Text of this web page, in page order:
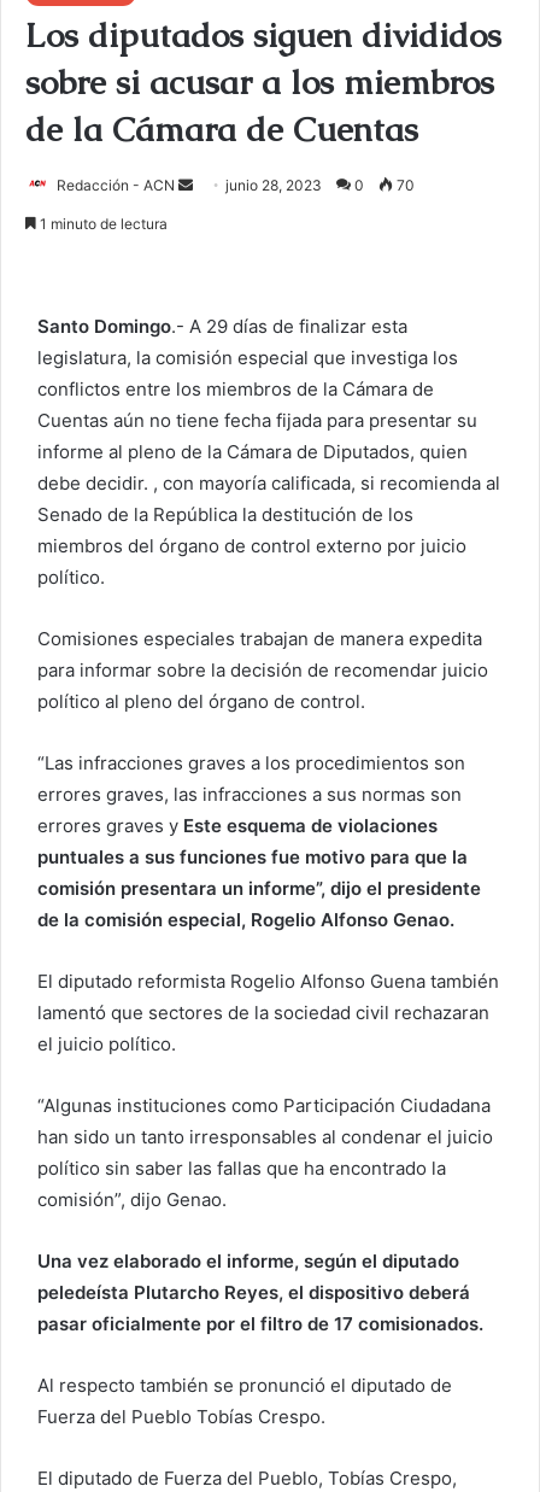
Los diputados siguen divididos
sobre si acusar a los miembros
de la Cámara de Cuentas
Redacción - ACN
r
u
n
c
o
r
e
c
t
ó
n
i
c
o
junio 28, 2023 0 70
1 minuto de lectura
Santo Domingo.- A 29 días de finalizar esta
legislatura, la comisión especial que investiga los
conflictos entre los miembros de la Cámara de
Cuentas aún no tiene fecha fijada para presentar su
informe al pleno de la Cámara de Diputados, quien
debe decidir. , con mayoría calificada, si recomienda al
Senado de la República la destitución de los
miembros del órgano de control externo por juicio
político.
Comisiones especiales trabajan de manera expedita
para informar sobre la decisión de recomendar juicio
político al pleno del órgano de control.
“Las infracciones graves a los procedimientos son
errores graves, las infracciones a sus normas son
errores graves y Este esquema de violaciones
puntuales a sus funciones fue motivo para que la
comisión presentara un informe”, dijo el presidente
de la comisión especial, Rogelio Alfonso Genao.
El diputado reformista Rogelio Alfonso Guena también
lamentó que sectores de la sociedad civil rechazaran
el juicio político.
“Algunas instituciones como Participación Ciudadana
han sido un tanto irresponsables al condenar el juicio
político sin saber las fallas que ha encontrado la
comisión”, dijo Genao.
Una vez elaborado el informe, según el diputado
peledeísta Plutarcho Reyes, el dispositivo deberá
pasar oficialmente por el filtro de 17 comisionados.
Al respecto también se pronunció el diputado de
Fuerza del Pueblo Tobías Crespo.
El diputado de Fuerza del Pueblo, Tobías Crespo,